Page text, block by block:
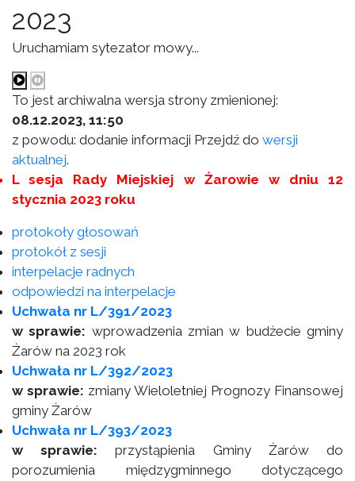
2023
Uruchamiam sytezator mowy...
To jest archiwalna wersja strony zmienionej:
08.12.2023, 11:50
z powodu: dodanie informacji Przejdź do wersji
aktualnej.
L sesja Rady Miejskiej w Żarowie w dniu 12
stycznia 2023 roku
protokoły głosowań
protokół z sesji
interpelacje radnych
odpowiedzi na interpelacje
Uchwała nr L/391/2023
w sprawie: wprowadzenia zmian w budżecie gminy
Żarów na 2023 rok
Uchwała nr L/392/2023
w sprawie: zmiany Wieloletniej Prognozy Finansowej
gminy Żarów
Uchwała nr L/393/2023
w sprawie:przystąpienia Gminy Żarów do
porozumienia międzygminnego dotyczącego